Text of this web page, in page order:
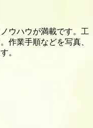
ウハウが満載です。工
作業手順などを写真、
。